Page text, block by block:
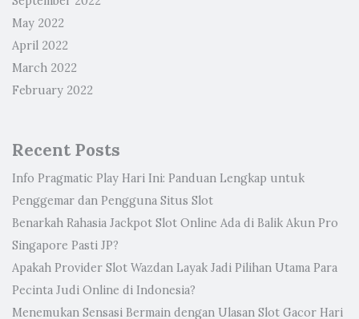
May 2022
April 2022
March 2022
February 2022
Recent Posts
Info Pragmatic Play Hari Ini: Panduan Lengkap untuk
Penggemar dan Pengguna Situs Slot
Benarkah Rahasia Jackpot Slot Online Ada di Balik Akun Pro
Singapore Pasti JP?
Apakah Provider Slot Wazdan Layak Jadi Pilihan Utama Para
Pecinta Judi Online di Indonesia?
Menemukan Sensasi Bermain dengan Ulasan Slot Gacor Hari